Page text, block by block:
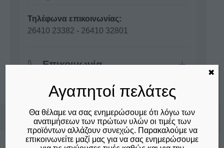
Τηλέφωνα επικοινωνίας:
26410 23382 - 26410 32801
Επικοινωνία
Σχετικά προϊόντα
Αγαπητοί πελάτες
Θα θέλαμε να σας ενημερώσουμε ότι λόγω των
ανατιμήσεων των πρώτων υλών οι τιμές των
προϊόντων αλλάζουν συνεχώς. Παρακαλούμε να
επικοινωνείτε μαζί μας για να σας ενημερώσουμε
✖